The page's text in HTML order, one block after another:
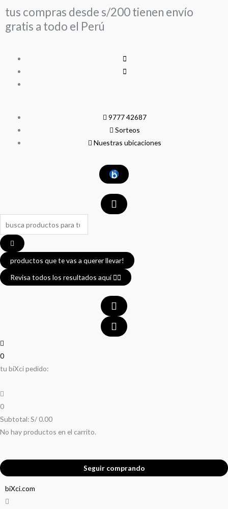
contenido
tus compras desde s/200 tienen envío
gratis a todo el Perú
9777 42687
Sorteos
Nuestras ubicaciones
Search
...
productos que te vas a querer llevar!
Revisa todos los resultados aquí 👈🏼
0
tu biXci pedido:
0
Subtotal:S/ 0.00
No hay productos en el carrito.
Seguir comprando
biXci.com